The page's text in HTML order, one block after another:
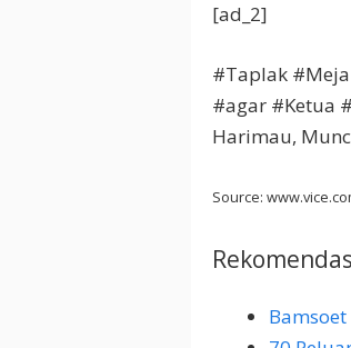
[ad_2]
#Taplak
#agar #Ketua
Harimau,
Source: